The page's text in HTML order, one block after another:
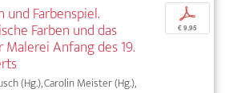
und Farbenspiel.
Farben und das
Anfang des 19.
(Hg.), Carolin Meister (Hg.),
p
€ 9,95